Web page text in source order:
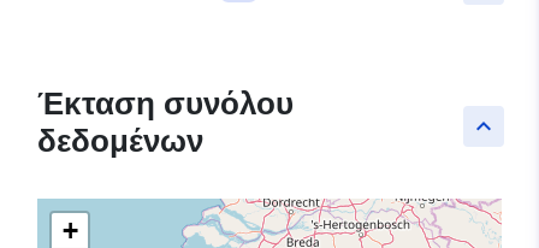
keyboard_arrow_up
Έκταση συνόλου
δεδομένων
+